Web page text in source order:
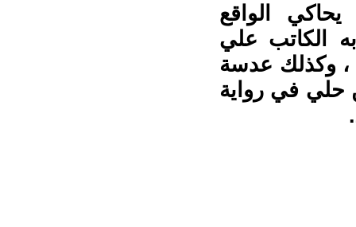
الواقع
الكاتب علي
، وكذلك عدسة
حلي في رواية